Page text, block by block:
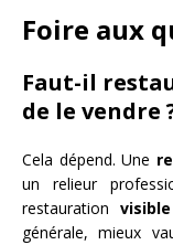
Foire aux
Faut-il
de le vendre
Cela dépend. Une
un relieur
restauration
générale, mieux